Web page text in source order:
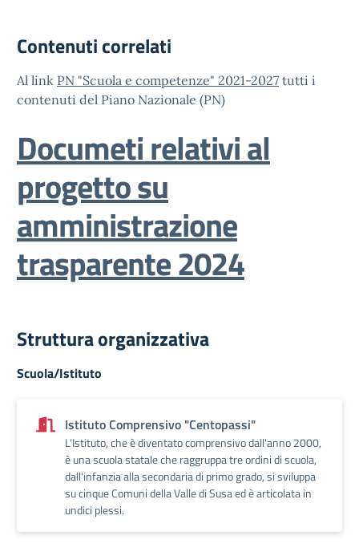
Contenuti correlati
Al link PN "Scuola e competenze" 2021-2027 tutti i
contenuti del Piano Nazionale (PN)
Documeti relativi al
progetto su
amministrazione
trasparente 2024
Struttura organizzativa
Scuola/Istituto
Istituto Comprensivo "Centopassi"
L'Istituto, che è diventato comprensivo dall'anno 2000,
è una scuola statale che raggruppa tre ordini di scuola,
dall'infanzia alla secondaria di primo grado, si sviluppa
su cinque Comuni della Valle di Susa ed è articolata in
undici plessi.